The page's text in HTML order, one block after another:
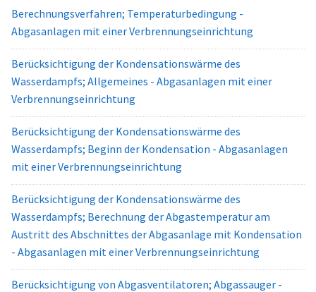
Berechnungsverfahren; Temperaturbedingung -
Abgasanlagen mit einer Verbrennungseinrichtung
Berücksichtigung der Kondensationswärme des
Wasserdampfs; Allgemeines - Abgasanlagen mit einer
Verbrennungseinrichtung
Berücksichtigung der Kondensationswärme des
Wasserdampfs; Beginn der Kondensation - Abgasanlagen
mit einer Verbrennungseinrichtung
Berücksichtigung der Kondensationswärme des
Wasserdampfs; Berechnung der Abgastemperatur am
Austritt des Abschnittes der Abgasanlage mit Kondensation
- Abgasanlagen mit einer Verbrennungseinrichtung
Berücksichtigung von Abgasventilatoren; Abgassauger -